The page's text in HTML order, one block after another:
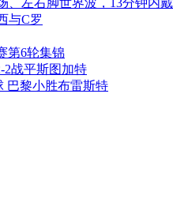
、左右脚世界波，13分钟内
与C罗
第6轮集锦
2战平斯图加特
巴黎小胜布雷斯特